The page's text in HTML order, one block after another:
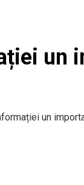
un
un